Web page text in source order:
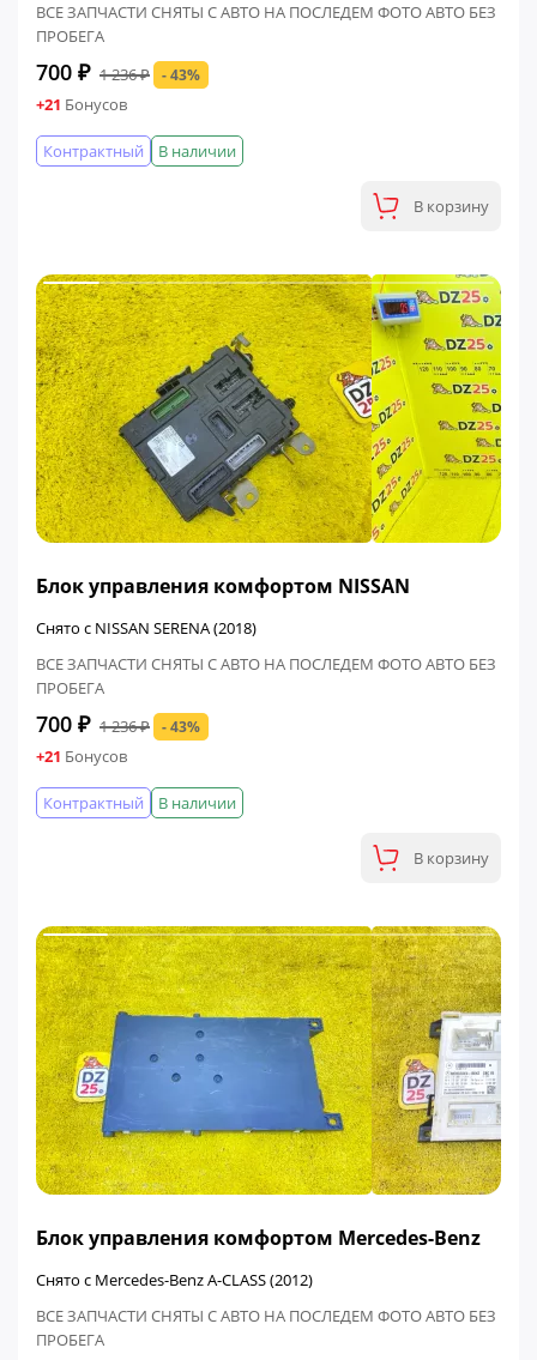
ВСЕ ЗАПЧАСТИ СНЯТЫ С АВТО НА ПОСЛЕДЕМ ФОТО АВТО БЕЗ
ПРОБЕГА
700 ₽ 1 236 ₽ - 43%
+21 Бонусов
В наличии
Контрактный
В корзину
Блок управления комфортом NISSAN
Снято с NISSAN SERENA (2018)
ВСЕ ЗАПЧАСТИ СНЯТЫ С АВТО НА ПОСЛЕДЕМ ФОТО АВТО БЕЗ
ПРОБЕГА
700 ₽ 1 236 ₽ - 43%
+21 Бонусов
В наличии
Контрактный
В корзину
Блок управления комфортом Mercedes-Benz
Снято с Mercedes-Benz A-CLASS (2012)
ВСЕ ЗАПЧАСТИ СНЯТЫ С АВТО НА ПОСЛЕДЕМ ФОТО АВТО БЕЗ
ПРОБЕГА